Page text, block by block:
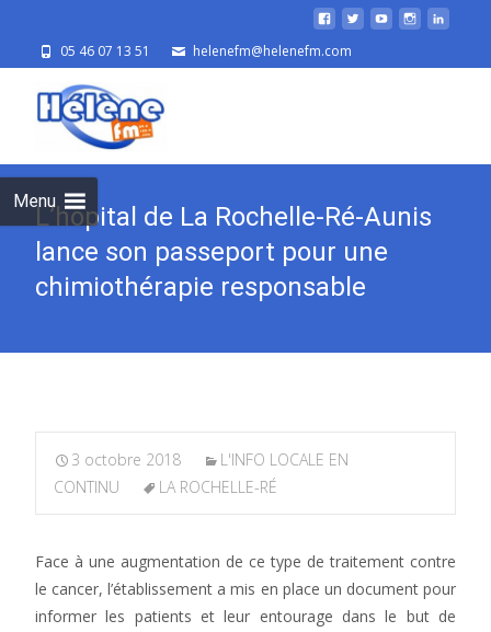
05 46 07 13 51 helenefm@helenefm.com
Menu
L’hôpital de La Rochelle-Ré-Aunis
lance son passeport pour une
chimiothérapie responsable
3 octobre 2018
L'INFO LOCALE EN
CONTINU
LA ROCHELLE-RÉ
Face à une augmentation de ce type de traitement contre
le cancer, l’établissement a mis en place un document pour
informer les patients et leur entourage dans le but de